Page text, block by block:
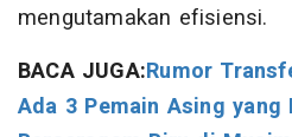
mengutamakan efisiensi.
BACA JUGA:Rumor
Ada 3 Pemain Asing yang